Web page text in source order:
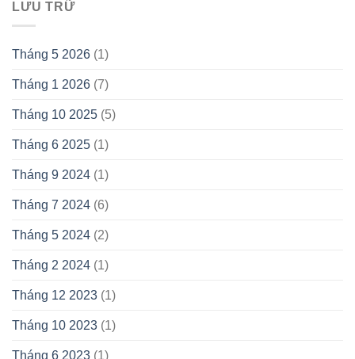
LƯU TRỮ
Tháng 5 2026 (1)
Tháng 1 2026 (7)
Tháng 10 2025 (5)
Tháng 6 2025 (1)
Tháng 9 2024 (1)
Tháng 7 2024 (6)
Tháng 5 2024 (2)
Tháng 2 2024 (1)
Tháng 12 2023 (1)
Tháng 10 2023 (1)
Tháng 6 2023 (1)